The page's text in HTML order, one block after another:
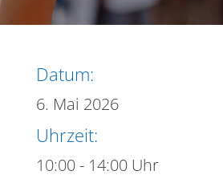
Datum:
6. Mai 2026
Uhrzeit:
10:00 - 14:00 Uhr